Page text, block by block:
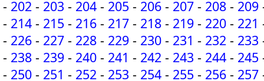
- 202 - 203 - 204 - 205 - 206 - 207 - 208 - 209
- 214 - 215 - 216 - 217 - 218 - 219 - 220 - 221
- 226 - 227 - 228 - 229 - 230 - 231 - 232 - 233
- 238 - 239 - 240 - 241 - 242 - 243 - 244 - 245
- 250 - 251 - 252 - 253 - 254 - 255 - 256 - 257